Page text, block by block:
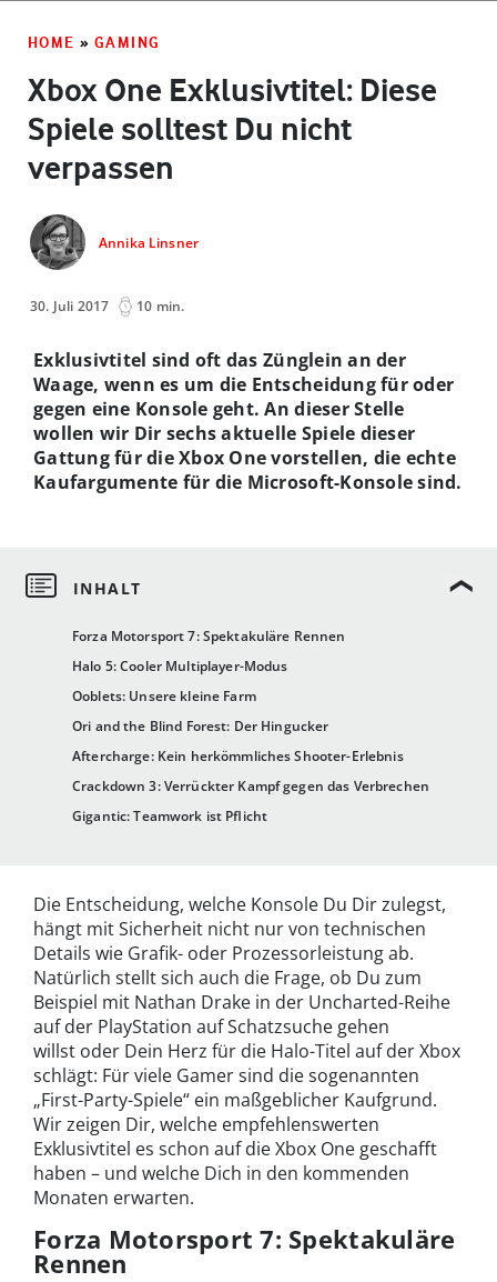
HOME » GAMING
Xbox One Exklusivtitel: Diese
Spiele solltest Du nicht
verpassen
Annika Linsner
30. Juli 2017 10 min.
Forza Motorsport 7: Spektakuläre Rennen
Halo 5: Cooler Multiplayer-Modus
Ooblets: Unsere kleine Farm
Ori and the Blind Forest: Der Hingucker
Aftercharge: Kein herkömmliches Shooter-Erlebnis
Crackdown 3: Verrückter Kampf gegen das Verbrechen
Gigantic: Teamwork ist Pflicht
Exklusivtitel sind oft das Zünglein an der
Waage, wenn es um die Entscheidung für oder
gegen eine Konsole geht. An dieser Stelle
wollen wir Dir sechs aktuelle Spiele dieser
Gattung für die Xbox One vorstellen, die echte
Kaufargumente für die Microsoft-Konsole sind.
Die Entscheidung, welche Konsole Du Dir zulegst,
hängt mit Sicherheit nicht nur von technischen
Details wie Grafik- oder Prozessorleistung ab.
Natürlich stellt sich auch die Frage, ob Du zum
Beispiel mit Nathan Drake in der Uncharted-Reihe
auf der PlayStation auf Schatzsuche gehen
willst oder Dein Herz für die Halo-Titel auf der Xbox
schlägt: Für viele Gamer sind die sogenannten
„First-Party-Spiele“ ein maßgeblicher Kaufgrund.
Wir zeigen Dir, welche empfehlenswerten
Exklusivtitel es schon auf die Xbox One geschafft
haben – und welche Dich in den kommenden
Monaten erwarten.
Forza Motorsport 7: Spektakuläre
Rennen